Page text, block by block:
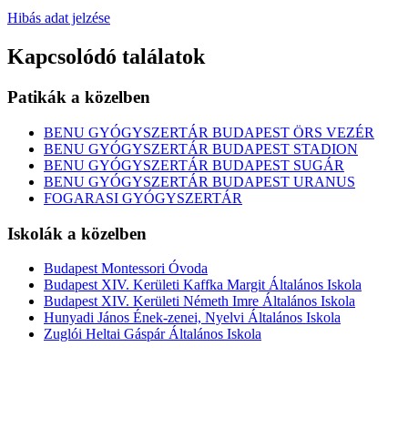
Hibás adat jelzése
Kapcsolódó találatok
Patikák a közelben
BENU GYÓGYSZERTÁR BUDAPEST ÖRS VEZÉR
BENU GYÓGYSZERTÁR BUDAPEST STADION
BENU GYÓGYSZERTÁR BUDAPEST SUGÁR
BENU GYÓGYSZERTÁR BUDAPEST URANUS
FOGARASI GYÓGYSZERTÁR
Iskolák a közelben
Budapest Montessori Óvoda
Budapest XIV. Kerületi Kaffka Margit Általános Iskola
Budapest XIV. Kerületi Németh Imre Általános Iskola
Hunyadi János Ének-zenei, Nyelvi Általános Iskola
Zuglói Heltai Gáspár Általános Iskola